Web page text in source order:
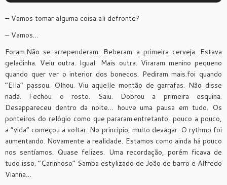
– Vamos tomar alguma coisa ali defronte?
– Vamos…
Foram.Não se arrependeram. Beberam a primeira cerveja. Estava
geladinha. Veiu outra. Igual. Mais outra. Viraram menino pequeno
quando quer ver o interior dos bonecos. Pediram mais.foi quando
“Ella” passou. Olhou. Viu aquelle montão de garrafas. Não disse
nada. Fechou o rosto. Saiu. Dobrou a primeira esquina.
Desappareceu dentro da noite… houve uma pausa em tudo. Os
ponteiros do relógio como que pararam.entretanto, pouco a pouco,
a “vida” começou a voltar. No principio, muito devagar. O rythmo foi
aumentando. Novamente a realidade. Estamos como ainda há pouco
nos sentíamos. Quase felizes. Uma recordação, porém ficava de
tudo isso. “Carinhoso” Samba estylizado de João de barro e Alfredo
Vianna…